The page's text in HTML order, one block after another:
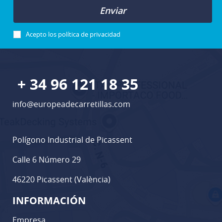
Enviar
Acepto los política de privacidad
+ 34 96 121 18 35
info@europeadecarretillas.com
Polígono Industrial de Picassent
Calle 6 Número 29
46220 Picassent (València)
INFORMACIÓN